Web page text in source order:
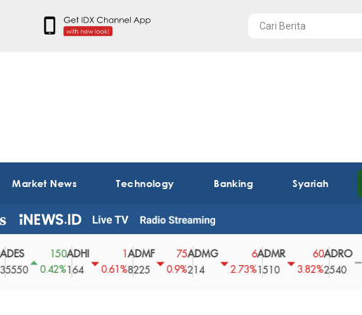
Market News Technology Banking Syariah
150
0.42%
ADHI
164
0.61%
ADMF
8225
75
0.9%
ADMG
214
2.73%
ADMR
1510
60
3.82%
ADRO
2540
0
0%